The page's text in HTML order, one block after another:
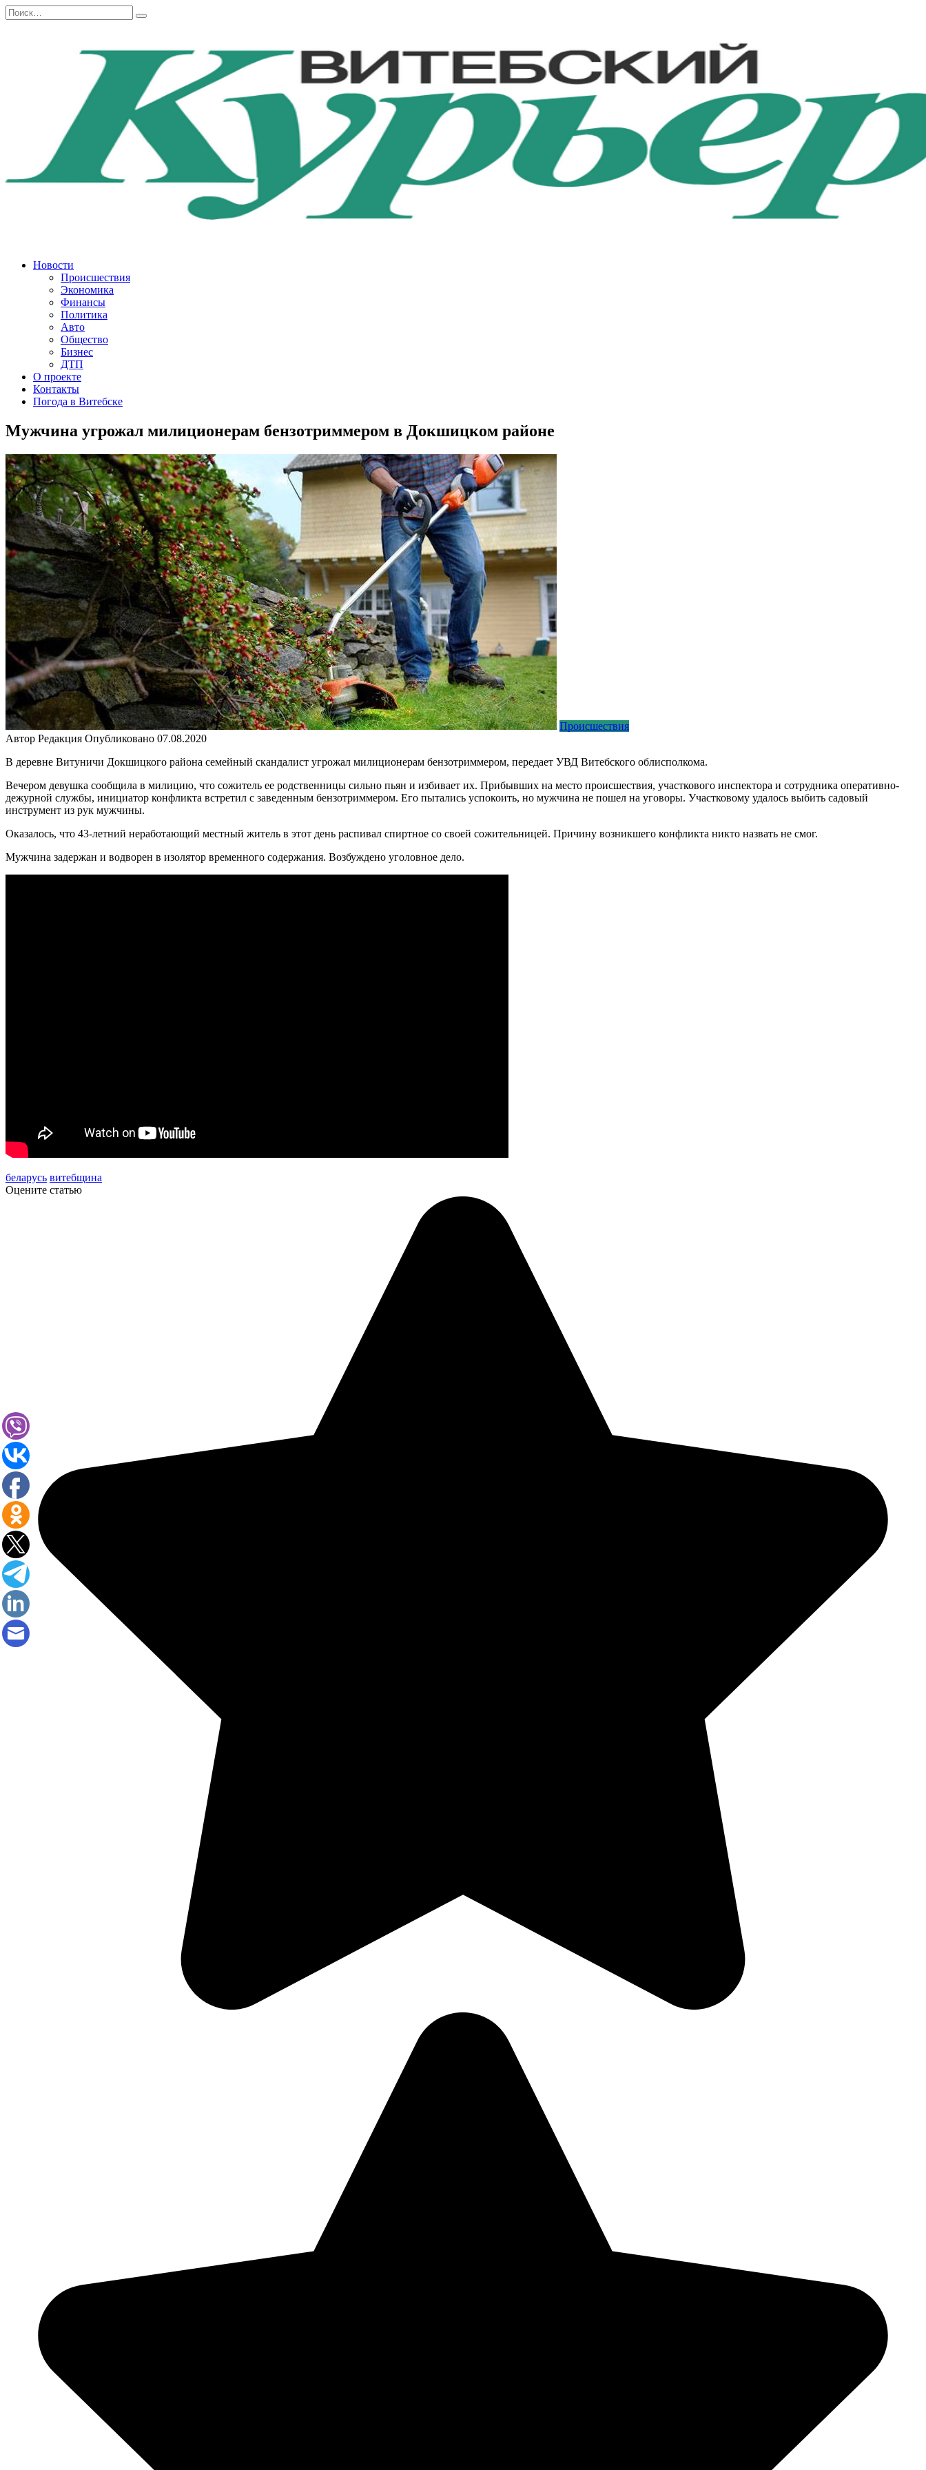
Перейти
к
Search
for:
Новости
Происшествия
Экономика
Финансы
Политика
Авто
Общество
Бизнес
ДТП
О проекте
Контакты
Погода в Витебске
Мужчина угрожал милиционерам бензотриммером в Докшицком районе
Происшествия
Автор Редакция Опубликовано 07.08.2020
В деревне Витуничи Докшицкого района семейный скандалист угрожал милиционерам бензотриммером, передает УВД Витебского облисполкома.
Вечером девушка сообщила в милицию, что сожитель ее родственницы сильно пьян и избивает их. Прибывших на место происшествия, участкового инспектора и сотрудника оперативно-
дежурной службы, инициатор конфликта встретил с заведенным бензотриммером. Его пытались успокоить, но мужчина не пошел на уговоры. Участковому удалось выбить садовый
инструмент из рук мужчины.
Оказалось, что 43-летний неработающий местный житель в этот день распивал спиртное со своей сожительницей. Причину возникшего конфликта никто назвать не смог.
Мужчина задержан и водворен в изолятор временного содержания. Возбуждено уголовное дело.
беларусь витебщина
Оцените статью